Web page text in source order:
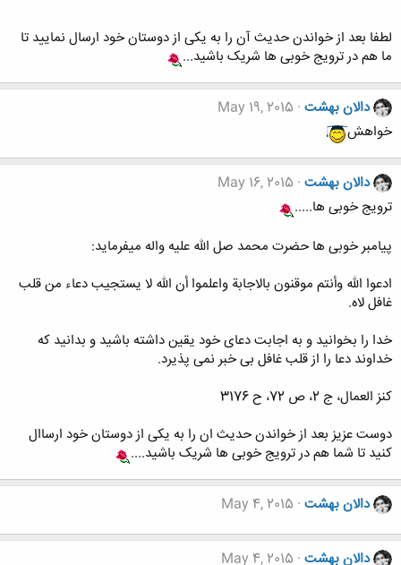
لطفا بعد از خواندن حدیث آن را به یکی از دوستان خود ارسال نمایید تا
ما هم در ترویج خوبی ها شریک باشید...
دالان بهشت May 19, 2015
خواهش
دالان بهشت May 16, 2015
ترویج خوبی ها.....
پیامبر خوبی ها حضرت محمد صل الله علیه واله میفرماید:
ادعوا الله وأنتم موقنون بالاجابة واعلموا أن الله لا یستجیب دعاء من قلب
غافل لاه.
خدا را بخوانید و به اجابت دعای خود یقین داشته باشید و بدانید که
خداوند دعا را از قلب غافل بی خبر نمی پذیرد.
کنز العمال، ج 2، ص 72، ح 3176
دوست عزیز بعد از خواندن حدیث ان را به یکی از دوستان خود ارساال
کنید تا شما هم در ترویج خوبی ها شریک باشید....
دالان بهشت May 4, 2015
دالان بهشت May 4, 2015